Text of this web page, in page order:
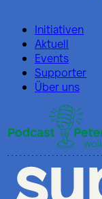
Initiativen
Aktuell
Events
Supporter
Über uns